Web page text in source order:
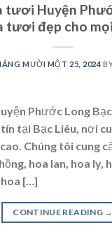
tươi Huyện
tươi đẹp cho
MƯỜI MỘT 25, 2024
Phước Long
tại Bạc Liêu, nơi
Chúng tôi cung
hoa lan, hoa ly,
[…]
CONTINUE READING →